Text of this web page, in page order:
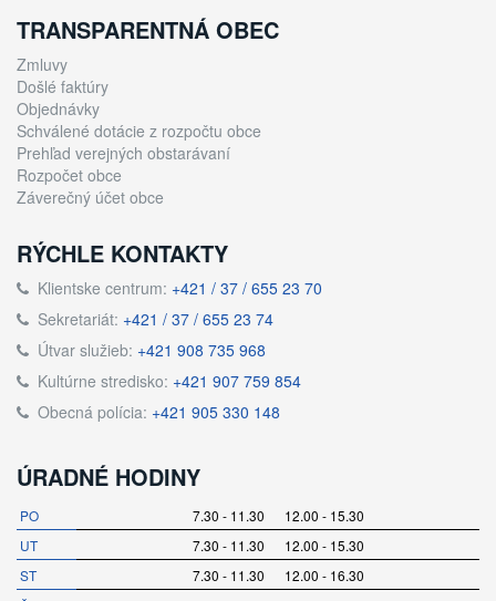
TRANSPARENTNÁ OBEC
Zmluvy
Došlé faktúry
Objednávky
Schválené dotácie z rozpočtu obce
Prehľad verejných obstarávaní
Rozpočet obce
Záverečný účet obce
RÝCHLE KONTAKTY
Klientske centrum: +421 / 37 / 655 23 70
Sekretariát: +421 / 37 / 655 23 74
Útvar služieb: +421 908 735 968
Kultúrne stredisko: +421 907 759 854
Obecná polícia: +421 905 330 148
ÚRADNÉ HODINY
PO
7.30 - 11.30 12.00 - 15.30
UT
7.30 - 11.30 12.00 - 15.30
ST
7.30 - 11.30 12.00 - 16.30